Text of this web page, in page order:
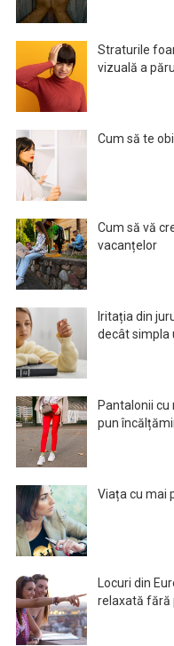
Straturile
vizuală a
Cum să te
Cum să vă
vacanțelor
Iritația din
decât simpla
Pantalonii
pun
Viața cu mai
Locuri din
relaxată fără